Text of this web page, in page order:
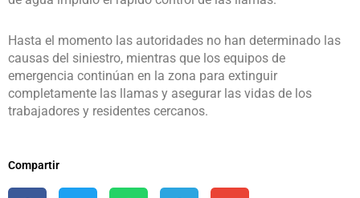
Hasta el momento las autoridades no han determinado las
causas del siniestro, mientras que los equipos de
emergencia continúan en la zona para extinguir
completamente las llamas y asegurar las vidas de los
trabajadores y residentes cercanos.
Compartir